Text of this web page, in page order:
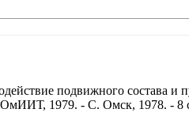
подвижного состава и
ОмИИТ, 1979. - С. Омск, 1978. - 8